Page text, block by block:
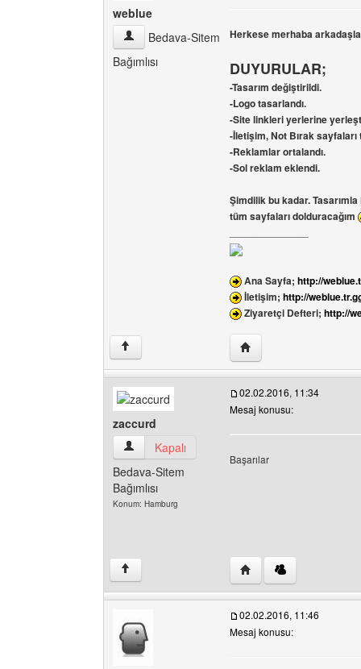
weblue
weblue Kullanıcının profilini görüntüle
Bedava-Sitem
Bağımlısı
Herkese merhaba
DUYURULAR;
-Tasarım değiştirildi.
-Logo tasarlandı.
-Site linkleri yerlerine
-İletişim, Not Bırak sayfaları
-Reklamlar ortalandı.
-Sol reklam eklendi.
Şimdilik bu kadar.
tüm sayfaları dolduracağım
Ana Sayfa; http://
İletişim; http://
Ziyaretçi Defteri; http://
↑ Yazarın web sitesini
zaccurd
zaccurd Kullanıcının profilini görüntüle
Kapalı
Bedava-Sitem
Bağımlısı
Konum: Hamburg
02.02.2016, 11:34
Mesaj konusu:
Başarılar
↑ Yazarın web sitesini
02.02.2016, 11:46
Mesaj konusu: